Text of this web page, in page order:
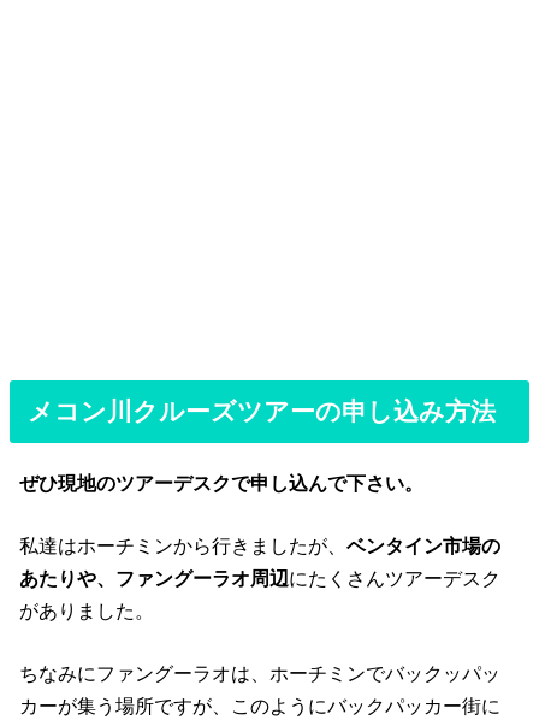
メコン川クルーズツアーの申し込み方法
ぜひ現地のツアーデスクで申し込んで下さい。
私達はホーチミンから行きましたが、ベンタイン市場の
あたりや、ファングーラオ周辺にたくさんツアーデスク
がありました。
ちなみにファングーラオは、ホーチミンでバックッパッ
カーが集う場所ですが、このようにバックパッカー街に